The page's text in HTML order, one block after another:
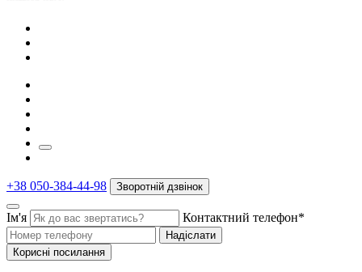
+38 050-384-44-98 Зворотній дзвінок
Ім'я Контактний телефон*
Надіслати
Корисні посилання